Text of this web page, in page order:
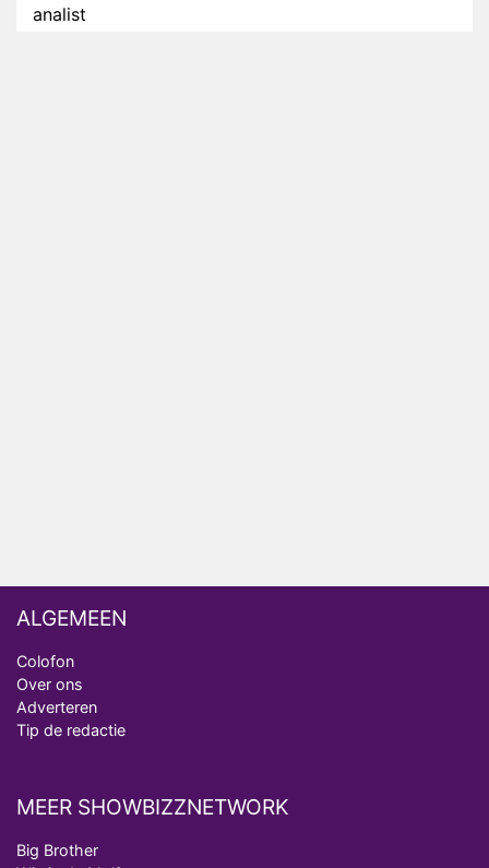
analist
ALGEMEEN
Colofon
Over ons
Adverteren
Tip de redactie
MEER SHOWBIZZNETWORK
Big Brother